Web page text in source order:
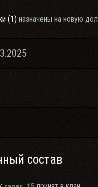
(1) назначены на новую
состав